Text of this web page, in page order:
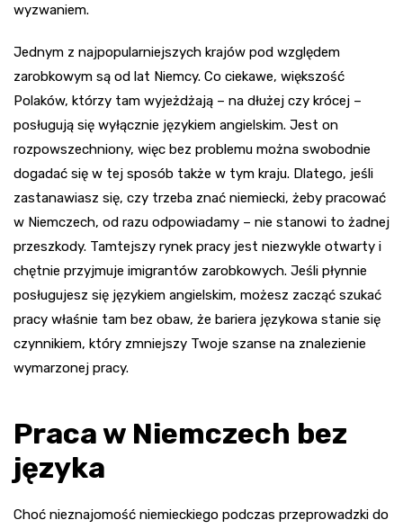
wyzwaniem.
Jednym z najpopularniejszych krajów pod względem
zarobkowym są od lat Niemcy. Co ciekawe, większość
Polaków, którzy tam wyjeżdżają – na dłużej czy krócej –
posługują się wyłącznie językiem angielskim. Jest on
rozpowszechniony, więc bez problemu można swobodnie
dogadać się w tej sposób także w tym kraju. Dlatego, jeśli
zastanawiasz się, czy trzeba znać niemiecki, żeby pracować
w Niemczech, od razu odpowiadamy – nie stanowi to żadnej
przeszkody. Tamtejszy rynek pracy jest niezwykle otwarty i
chętnie przyjmuje imigrantów zarobkowych. Jeśli płynnie
posługujesz się językiem angielskim, możesz zacząć szukać
pracy właśnie tam bez obaw, że bariera językowa stanie się
czynnikiem, który zmniejszy Twoje szanse na znalezienie
wymarzonej pracy.
Praca w Niemczech bez
języka
Choć nieznajomość niemieckiego podczas przeprowadzki do